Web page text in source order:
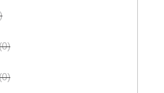
0
0